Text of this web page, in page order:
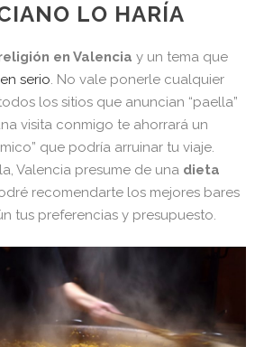
LO HARÍA
en Valencia y un tema que
serio. No vale ponerle cualquier
los sitios que anuncian “paella”
visita conmigo te ahorrará un
que podría arruinar tu viaje.
Valencia presume de una dieta
recomendarte los mejores bares
tus preferencias y presupuesto.